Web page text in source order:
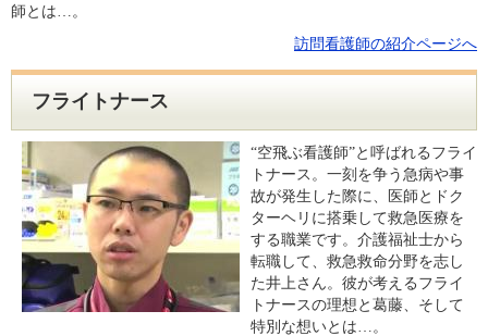
師とは…。
訪問看護師の紹介ページへ
フライトナース
“空飛ぶ看護師”と呼ばれるフライ
トナース。一刻を争う急病や事
故が発生した際に、医師とドク
ターヘリに搭乗して救急医療を
する職業です。介護福祉士から
転職して、救急救命分野を志し
た井上さん。彼が考えるフライ
トナースの理想と葛藤、そして
特別な想いとは…。